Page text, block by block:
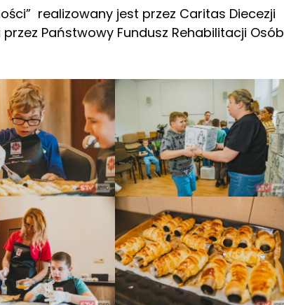
realizowany jest przez Caritas Diecezji
Państwowy Fundusz Rehabilitacji Osób